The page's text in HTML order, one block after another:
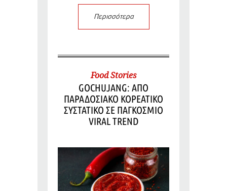
Περισσότερα
Food Stories
GOCHUJANG: ΑΠΟ
ΠΑΡΑΔΟΣΙΑΚΟ ΚΟΡΕΑΤΙΚΟ
ΣΥΣΤΑΤΙΚΟ ΣΕ ΠΑΓΚΟΣΜΙΟ
VIRAL TREND